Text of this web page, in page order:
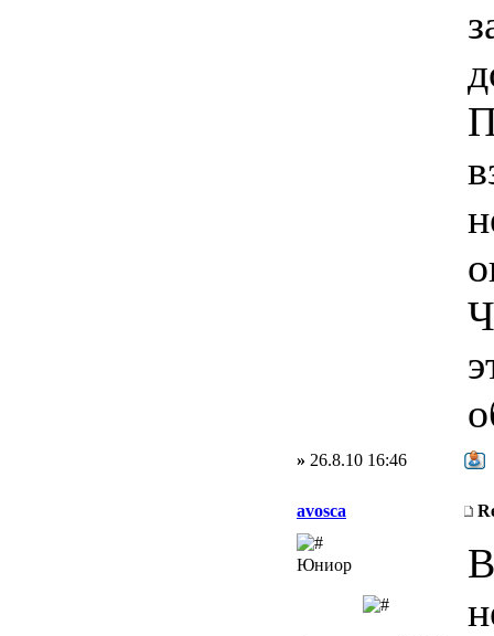
» 26.8.10 16:46
avosca
Юниор